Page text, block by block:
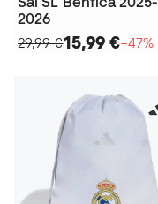
2026
29,99 €15,99 €−47%